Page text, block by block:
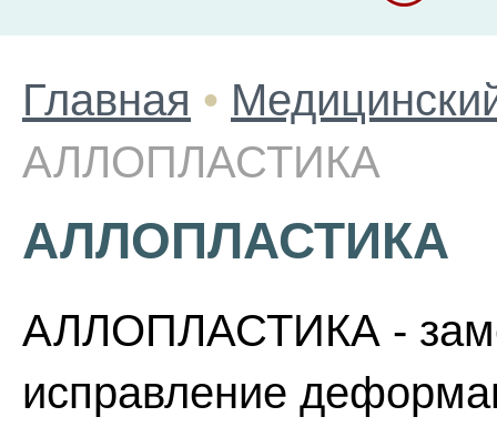
Главная •
АЛЛОПЛАСТИКА
АЛЛОПЛАСТИКА
АЛЛОПЛАСТИКА -
исправление